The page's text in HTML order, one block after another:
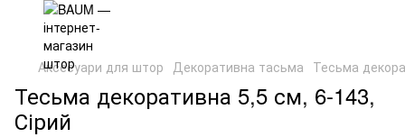
Аксесуари для штор Декоративна тасьма Тесьма
Тесьма декоративна 5,5 см, 6-143,
Сірий